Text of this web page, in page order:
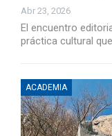
Abr 23, 2026
El encuentro
práctica cultural
ACADEMIA